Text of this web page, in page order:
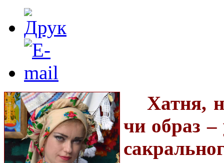
Хатня,
чи образ –